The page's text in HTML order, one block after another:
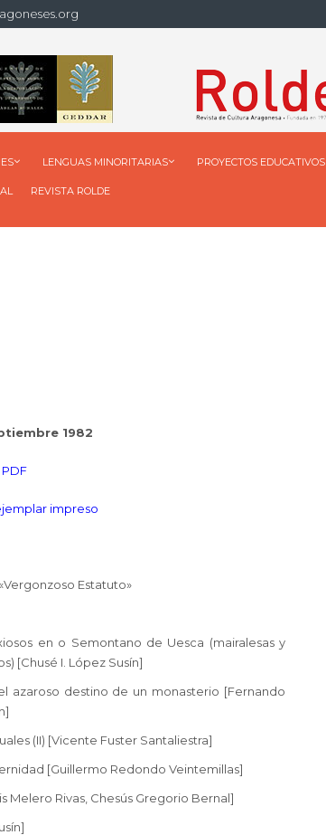
LENGUAS MINORITARIAS PROYECTOS EDUCATIVOS
REVISTA ROLDE
1982
impreso
Estatuto»
en o Semontano de Uesca (mairalesas y
[Chusé I. López Susín]
azaroso destino de un monasterio [Fernando
(II) [Vicente Fuster Santaliestra]
[Guillermo Redondo Veintemillas]
Melero Rivas, Chesús Gregorio Bernal]